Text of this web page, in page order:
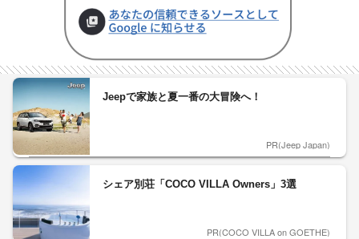
Jeepで家族と夏一番の大冒険へ！
PR(Jeep Japan)
シェア別荘「COCO VILLA Owners」3選
PR(COCO VILLA on GOETHE)